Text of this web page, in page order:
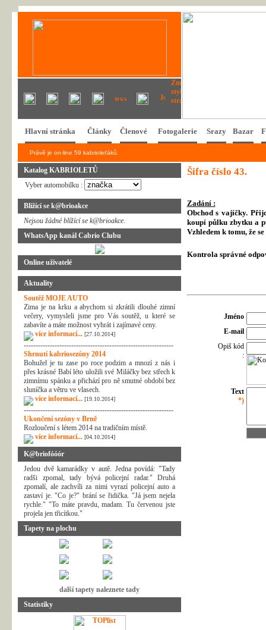
Hlavní stránka Články Členové Fotogalerie Srazy Bazar
Právě je on-line 59 kabrioleťáků.
Katalog KABRIOLETŮ
Vyber automobilku :
Blížící se k@brioakce
Nejsou žádné blížící se k@brioakce.
WhatsApp kanál Cabrio Clubu
Online uživatelé
Aktuality
Soutěž MOJE AUTO
Zima je na krku a abychom si zkrátili dlouhé zimní
večery, vymysleli jsme pro Vás soutěž, u které se
zabavíte a máte možnost vyhrát i zajímavé ceny.
více informací... [27.10.2014]
---------------------------------------------------------------
Shrnutí kabriosezóny 2014
Bohužel je tu zase po roce podzim a mnozí z nás i
přes krásné Babí léto uložili své Miláčky bez střech k
zimnímu spánku a přichází pro ně smutné období bez
sluníčka a větru ve vlasech.
více informací... [19.10.2014]
---------------------------------------------------------------
Ukončení sezóny v Brně
Rozloučení s létem 2014 na tradičním místě.
více informací... [04.10.2014]
K@briofóóór
Jedou dvě kamarádky v autě. Jedna povídá: "Tady
radši zpomal, tady bývá policejní radar." Druhá
zpomalí, ale zachvíli za nimi vyrazí policejní auto a
zastaví je. "Co je?" brání se řidička. "Já jsem nejela
rychle." "To máte pravdu, madam. Tu červenou jste
projela jen třicítkou."
Tapety na plochu
další tapety naleznete tady
Statistiky
Šifra číslo 43.
Zadání :
Obchod s vajíčky.
koupí půlku zbytku a
Vzhledem k tomu, že
Kontrola správné
Jméno
E-mail
Opiš kód
:
Text
*)